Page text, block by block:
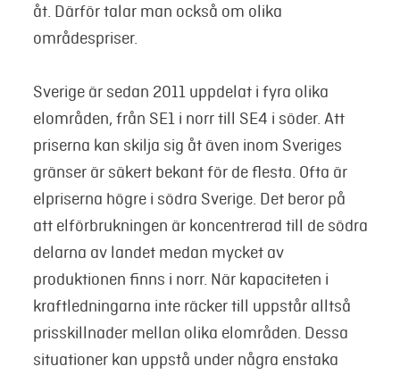
åt. Därför talar man också om olika
områdespriser.
Sverige är sedan 2011 uppdelat i fyra olika
elområden, från SE1 i norr till SE4 i söder. Att
priserna kan skilja sig åt även inom Sveriges
gränser är säkert bekant för de flesta. Ofta är
elpriserna högre i södra Sverige. Det beror på
att elförbrukningen är koncentrerad till de södra
delarna av landet medan mycket av
produktionen finns i norr. När kapaciteten i
kraftledningarna inte räcker till uppstår alltså
prisskillnader mellan olika elområden. Dessa
situationer kan uppstå under några enstaka